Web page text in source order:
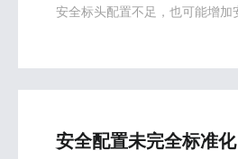
安全标头配置不足，也可能增加
安全配置未完全标准化